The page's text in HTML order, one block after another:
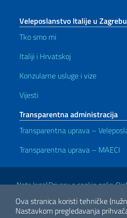
Ova stranica koristi tehničke
Nastavkom pregledavanja
Veleposlanstvo Italije u Zagrebu
Tko smo mi
Italiji i Hrvatskoj
Konzularne usluge i vize
Vijesti
Transparentna administracija
Transparentna uprava –
Transparentna uprava – MAECI
Korisni linkovi
Note legaliPrivacy e cookie policy